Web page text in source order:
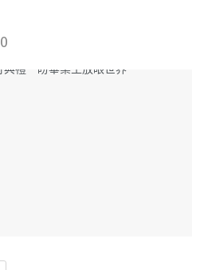
0